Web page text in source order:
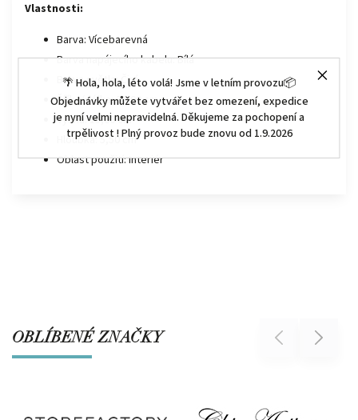
🌴 Hola, hola, léto volá! Jsme v letním provozu📦
Objednávky můžete vytvářet bez omezení, expedice
je nyní velmi nepravidelná. Děkujeme za pochopení a
trpělivost ! Plný provoz bude znovu od 1.9.2026
Vlastnosti:
Barva: Vícebarevná
Barva napájecího kabelu: Bílá
Barva světla: Čirá
Šířka/délka: 28,00 cm
Výška: 15,00 cm
Hloubka: 5,50 cm
Oblast použití: Interiér
OBLÍBENÉ ZNAČKY Previous Next